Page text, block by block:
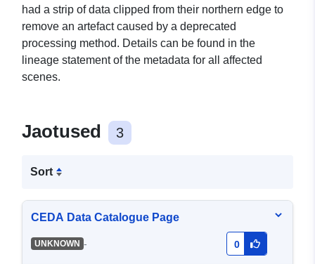
had a strip of data clipped from their northern edge to
remove an artefact caused by a deprecated
processing method. Details can be found in the
lineage statement of the metadata for all affected
scenes.
Jaotused 3
Sort
CEDA Data Catalogue Page
UNKNOWN - 0